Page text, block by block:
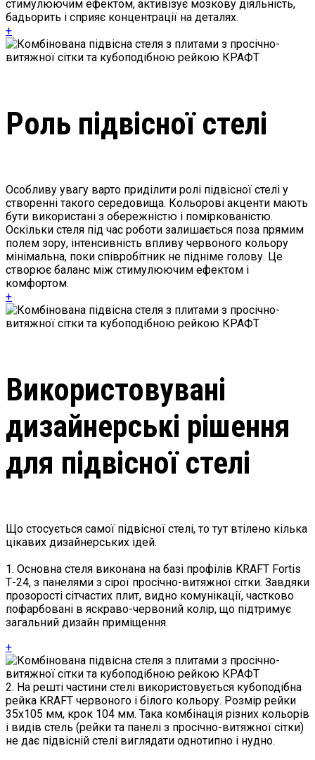
стимулюючим ефектом, активізує мозкову діяльність,
бадьорить і сприяє концентрації на деталях.
+
Роль підвісної стелі
Особливу увагу варто приділити ролі підвісної стелі у
створенні такого середовища. Кольорові акценти мають
бути використані з обережністю і поміркованістю.
Оскільки стеля під час роботи залишається поза прямим
полем зору, інтенсивність впливу червоного кольору
мінімальна, поки співробітник не підніме голову. Це
створює баланс між стимулюючим ефектом і
комфортом.
+
Використовувані
дизайнерські рішення
для підвісної стелі
Що стосується самої підвісної стелі, то тут втілено кілька
цікавих дизайнерських ідей.
1. Основна стеля виконана на базі профілів KRAFT Fortis
Т-24, з панелями з сірої просічно-витяжної сітки. Завдяки
прозорості сітчастих плит, видно комунікації, частково
пофарбовані в яскраво-червоний колір, що підтримує
загальний дизайн приміщення.
+
2. На решті частини стелі використовується кубоподібна
рейка KRAFT червоного і білого кольору. Розмір рейки
35х105 мм, крок 104 мм. Така комбінація різних кольорів
і видів стель (рейки та панелі з просічно-витяжної сітки)
не дає підвісній стелі виглядати однотипно і нудно.